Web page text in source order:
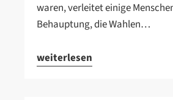
waren, verleitet einige
Behauptung, die Wahlen…
weiterlesen